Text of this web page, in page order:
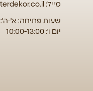
מייל: office@waterdekor.co.il
שעות פתיחה: א'-ה': 10:00-17:00
יום ו': 10:00-13:00